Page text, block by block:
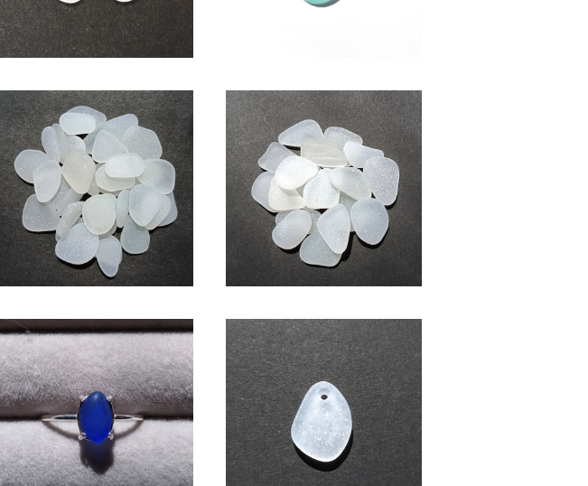
SS-505(1.5～2cm・白色系)ク
ラフト用シーグラス素材
¥600
(2～2.5cm・白色系)クラフト用
シーグラス素材 SS-508
¥600
SOLD OUT
シーグラス SV925リング （コバ
ルトブルー系）SR-8
¥2,600
ペンダントヘッド用シーグラス
素材(白色) AS-13
¥1,000